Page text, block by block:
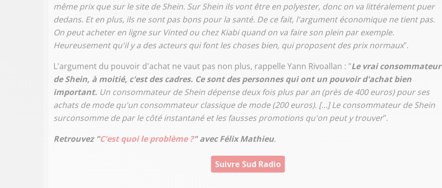
même prix que sur le site de Shein. Sur Shein ils vont être en polyester, donc on va littéralement puer
dedans. Et en plus, ils ne sont pas bons pour la santé. De ce fait, l'argument économique ne tient pas.
On peut acheter en ligne sur Vinted ou chez Kiabi quand on va faire son plein par exemple.
Heureusement qu'il y a des acteurs qui font les choses bien, qui proposent des prix normaux".
L'argument du pouvoir d'achat ne vaut pas non plus, rappelle Yann Rivoallan : "Le vrai consommateur
de Shein, à moitié, c'est des cadres. Ce sont des personnes qui ont un pouvoir d'achat bien
important. Un consommateur de Shein dépense deux fois plus par an (près de 400 euros) pour ses
achats de mode qu'un consommateur classique de mode (200 euros). […] Le consommateur de Shein
surconsomme de par le côté instantané et les fausses promotions qu'on peut y trouver".
Retrouvez "C'est quoi le problème ?" avec Félix Mathieu.
Suivre Sud Radio